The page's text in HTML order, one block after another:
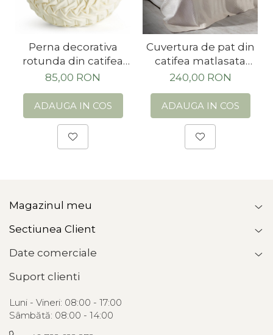
Perna decorativa
rotunda din catifea
crem 40 cm
85,00 RON
ADAUGA IN COS
Cuvertura de pat din
catifea matlasata
crem
240,00 RON
ADAUGA IN COS
Magazinul meu
Sectiunea Client
Date comerciale
Suport clienti
Luni - Vineri: 08:00 - 17:00
Sâmbătă: 08:00 - 14:00